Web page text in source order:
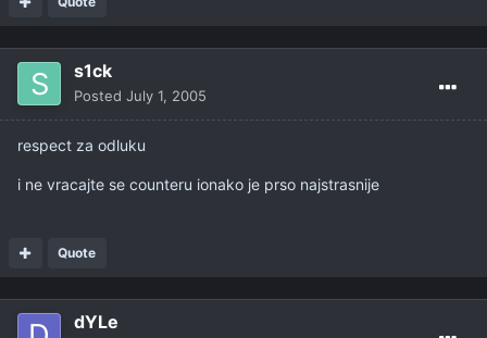
s1ck
Posted July 1, 2005
respect za odluku
i ne vracajte se counteru ionako je prso najstrasnije
Quote
dYLe